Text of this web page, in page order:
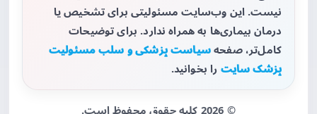
نیست. این وب‌سایت مسئولیتی برای تشخیص یا
درمان بیماری‌ها به همراه ندارد. برای توضیحات
کامل‌تر، صفحهسیاست پزشکی و سلب مسئولیت
پزشک سایت را بخوانید.
© 2026 کلیه حقوق محفوظ است.